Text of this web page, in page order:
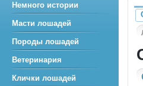
Немного истории
Масти лошадей
Породы лошадей
Ветеринария
Клички лошадей